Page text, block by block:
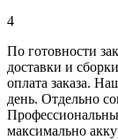
4
По готовности
доставки и
оплата заказа.
день. Отдельно
максимально